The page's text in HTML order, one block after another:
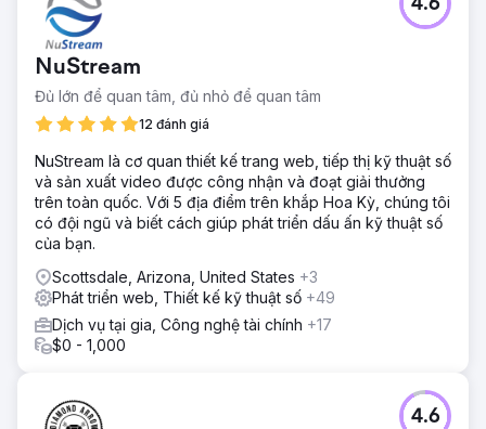
NuStream
Đủ lớn để quan tâm, đủ nhỏ để quan tâm
12 đánh giá
4.6
NuStream là cơ quan thiết kế trang web, tiếp thị kỹ thuật số
và sản xuất video được công nhận và đoạt giải thưởng
trên toàn quốc. Với 5 địa điểm trên khắp Hoa Kỳ, chúng tôi
có đội ngũ và biết cách giúp phát triển dấu ấn kỹ thuật số
của bạn.
Scottsdale, Arizona, United States +3
Phát triển web, Thiết kế kỹ thuật số +49
Dịch vụ tại gia, Công nghệ tài chính +17
$0 - 1,000
4.6